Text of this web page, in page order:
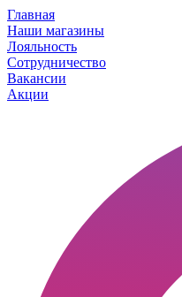
Главная
Наши магазины
Лояльность
Сотрудничество
Вакансии
Акции